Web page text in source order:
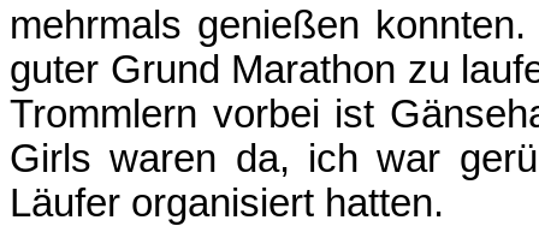
mehrmals genießen
guter Grund Marathon zu
Trommlern vorbei ist
Girls waren da, ich war
Läufer organisiert hatten.